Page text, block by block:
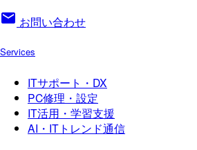
mail お問い合わせ
Services
ITサポート・DX
PC修理・設定
IT活用・学習支援
AI・ITトレンド通信